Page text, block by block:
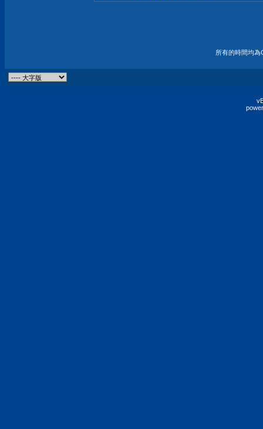
所有的時間均為